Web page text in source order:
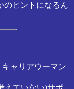
のヒントになるん
ャリアウーマン